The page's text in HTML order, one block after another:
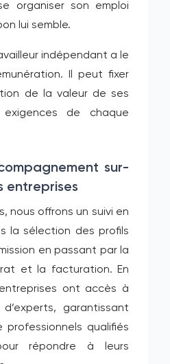
organiser son emploi
lui semble.
indépendant a le
Il peut fixer
de la valeur de ses
de chaque
sur-
entreprises
nous offrons un suivi en
la sélection des profils
en passant par la
et la facturation. En
ont accès à
garantissant
professionnels qualifiés
répondre à leurs